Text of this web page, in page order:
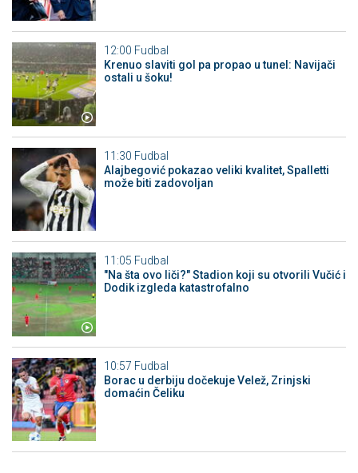
12:00 Fudbal
Krenuo slaviti gol pa propao u tunel: Navijači
ostali u šoku!
11:30 Fudbal
Alajbegović pokazao veliki kvalitet, Spalletti
može biti zadovoljan
11:05 Fudbal
"Na šta ovo liči?" Stadion koji su otvorili Vučić i
Dodik izgleda katastrofalno
10:57 Fudbal
Borac u derbiju dočekuje Velež, Zrinjski
domaćin Čeliku